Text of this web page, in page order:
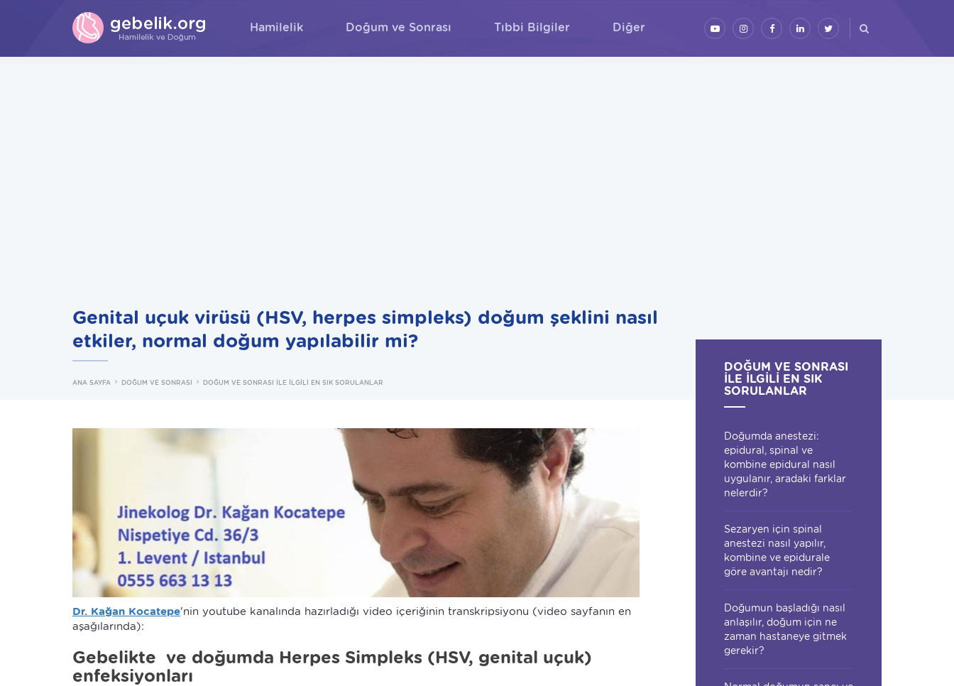
Hamilelik Doğum ve Sonrası Tıbbi Bilgiler Diğer
Genital uçuk virüsü (HSV, herpes simpleks) doğum şeklini nasıl
etkiler, normal doğum yapılabilir mi?
ANA SAYFA DOĞUM VE SONRASI DOĞUM VE SONRASI İLE İLGİLİ EN SIK SORULANLAR
Dr. Kağan Kocatepe'nin youtube kanalında hazırladığı video içeriğinin transkripsiyonu (video sayfanın en
aşağılarında):
Gebelikte ve doğumda Herpes Simpleks (HSV, genital uçuk)
enfeksiyonları
DOĞUM VE SONRASI
İLE İLGILI EN SIK
SORULANLAR
Doğumda anestezi:
epidural, spinal ve
kombine epidural nasıl
uygulanır, aradaki farklar
nelerdir?
Sezaryen için spinal
anestezi nasıl yapılır,
kombine ve epidurale
göre avantajı nedir?
Doğumun başladığı nasıl
anlaşılır, doğum için ne
zaman hastaneye gitmek
gerekir?